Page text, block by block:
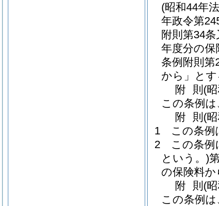
(昭和44年
年政令第
附則第34
年度分の
条例附則第
から」と
附 則 (
この条例
附 則 (
1
この条例
2
この条例
という。)
の保険料
附 則 (
この条例